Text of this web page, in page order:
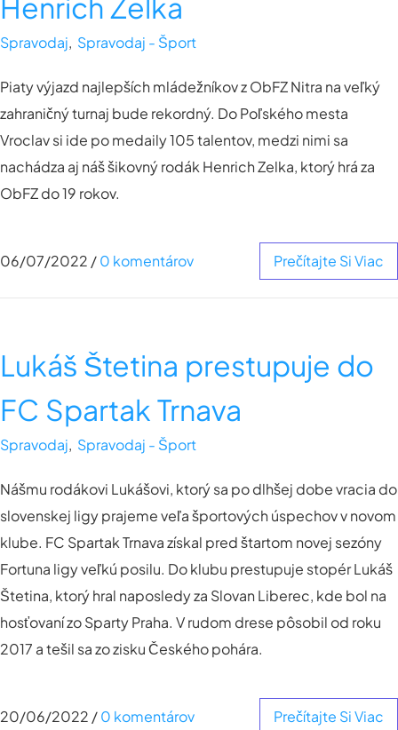
Spravodaj, Spravodaj - Šport
Piaty výjazd najlepších mládežníkov z ObFZ Nitra na veľký
zahraničný turnaj bude rekordný. Do Poľského mesta
Vroclav si ide po medaily 105 talentov, medzi nimi sa
nachádza aj náš šikovný rodák Henrich Zelka, ktorý hrá za
ObFZ do 19 rokov.
06/07/2022 /0 komentárov Prečítajte Si Viac
Lukáš Štetina prestupuje do
FC Spartak Trnava
Spravodaj, Spravodaj - Šport
Nášmu rodákovi Lukášovi, ktorý sa po dlhšej dobe vracia do
slovenskej ligy prajeme veľa športových úspechov v novom
klube. FC Spartak Trnava získal pred štartom novej sezóny
Fortuna ligy veľkú posilu. Do klubu prestupuje stopér Lukáš
Štetina, ktorý hral naposledy za Slovan Liberec, kde bol na
hosťovaní zo Sparty Praha. V rudom drese pôsobil od roku
2017 a tešil sa zo zisku Českého pohára.
20/06/2022 /0 komentárov Prečítajte Si Viac